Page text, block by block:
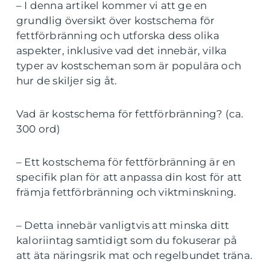
– I denna artikel kommer vi att ge en
grundlig översikt över kostschema för
fettförbränning och utforska dess olika
aspekter, inklusive vad det innebär, vilka
typer av kostscheman som är populära och
hur de skiljer sig åt.
Vad är kostschema för fettförbränning? (ca.
300 ord)
– Ett kostschema för fettförbränning är en
specifik plan för att anpassa din kost för att
främja fettförbränning och viktminskning.
– Detta innebär vanligtvis att minska ditt
kaloriintag samtidigt som du fokuserar på
att äta näringsrik mat och regelbundet träna.